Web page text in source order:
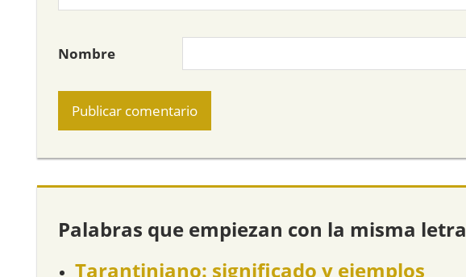
Nombre
Palabras que empiezan con la misma letra
Tarantiniano: significado y ejemplos